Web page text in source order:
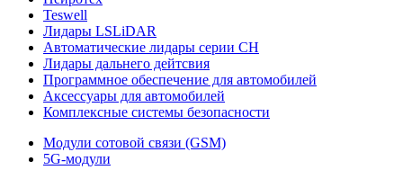
Teswell
Лидары LSLiDAR
Автоматические лидары серии CH
Лидары дальнего дейтсвия
Программное обеспечение для автомобилей
Аксессуары для автомобилей
Комплексные системы безопасности
Модули сотовой связи (GSM)
5G-модули